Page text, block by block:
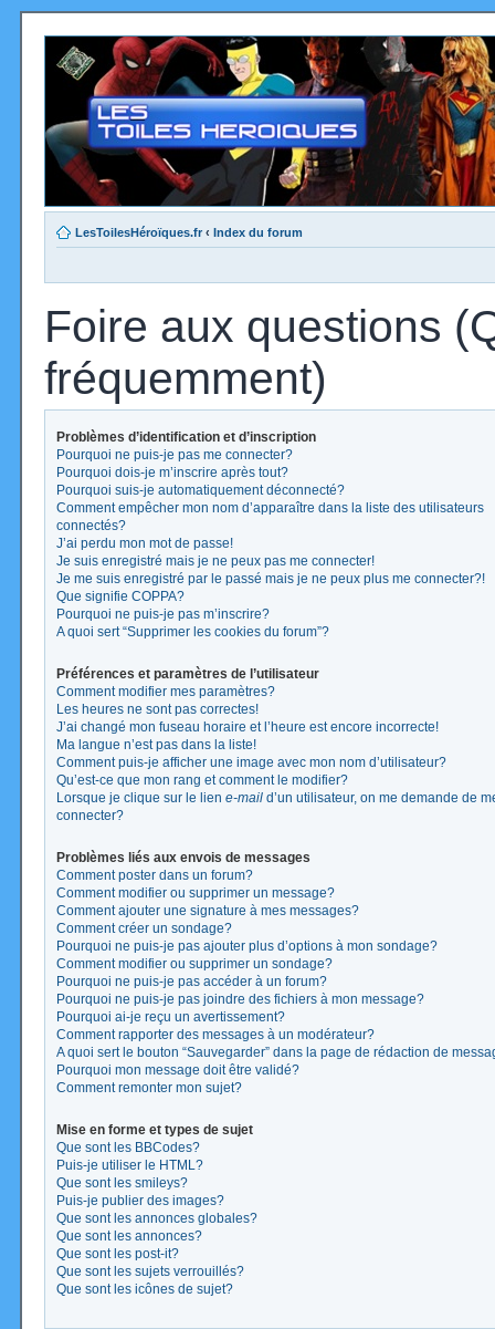
LesToilesHéroïques.fr ‹ Index du forum
Foire aux questions
fréquemment)
Problèmes d’identification et d’inscription
Pourquoi ne puis-je pas me connecter?
Pourquoi dois-je m’inscrire après tout?
Pourquoi suis-je automatiquement déconnecté?
Comment empêcher mon nom d’apparaître dans la liste des utilisateurs
connectés?
J’ai perdu mon mot de passe!
Je suis enregistré mais je ne peux pas me connecter!
Je me suis enregistré par le passé mais je ne peux plus me connecter?!
Que signifie COPPA?
Pourquoi ne puis-je pas m’inscrire?
A quoi sert “Supprimer les cookies du forum”?
Préférences et paramètres de l’utilisateur
Comment modifier mes paramètres?
Les heures ne sont pas correctes!
J’ai changé mon fuseau horaire et l’heure est encore incorrecte!
Ma langue n’est pas dans la liste!
Comment puis-je afficher une image avec mon nom d’utilisateur?
Qu’est-ce que mon rang et comment le modifier?
Lorsque je clique sur le lien e-mail d’un utilisateur, on me demande de
connecter?
Problèmes liés aux envois de messages
Comment poster dans un forum?
Comment modifier ou supprimer un message?
Comment ajouter une signature à mes messages?
Comment créer un sondage?
Pourquoi ne puis-je pas ajouter plus d’options à mon sondage?
Comment modifier ou supprimer un sondage?
Pourquoi ne puis-je pas accéder à un forum?
Pourquoi ne puis-je pas joindre des fichiers à mon message?
Pourquoi ai-je reçu un avertissement?
Comment rapporter des messages à un modérateur?
A quoi sert le bouton “Sauvegarder” dans la page de rédaction de
Pourquoi mon message doit être validé?
Comment remonter mon sujet?
Mise en forme et types de sujet
Que sont les BBCodes?
Puis-je utiliser le HTML?
Que sont les smileys?
Puis-je publier des images?
Que sont les annonces globales?
Que sont les annonces?
Que sont les post-it?
Que sont les sujets verrouillés?
Que sont les icônes de sujet?